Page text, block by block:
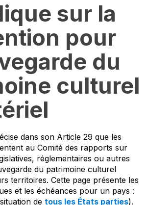
sur la
pour
du
culturel
dans son Article 29 que les
au Comité des rapports sur
réglementaires ou autres
du patrimoine culturel
territoires. Cette page présente les
et les échéances pour un pays :
de tous les États parties).